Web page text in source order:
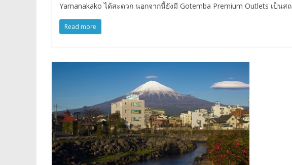
Yamanakako ได้สะดวก นอกจากนี้ยังมี Gotemba Premium Outlets เป็น
Read more